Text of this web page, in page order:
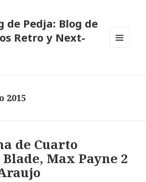
de Pedja: Blog de
Retro y Next-
2015
de Cuarto
Max Payne 2